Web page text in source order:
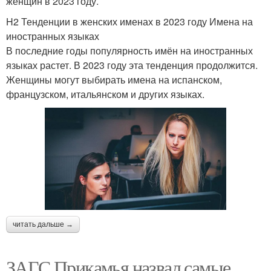
H2 Тенденции в женских именах в 2023 году Имена на
иностранных языках
В последние годы популярность имён на иностранных
языках растет. В 2023 году эта тенденция продолжится.
Женщины могут выбирать имена на испанском,
французском, итальянском и других языках.
читать дальше →